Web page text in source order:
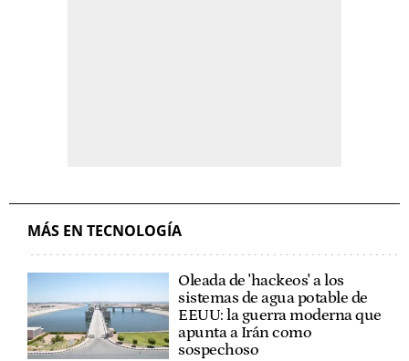
MÁS EN TECNOLOGÍA
Oleada de 'hackeos' a los
sistemas de agua potable de
EEUU: la guerra moderna que
apunta a Irán como
sospechoso